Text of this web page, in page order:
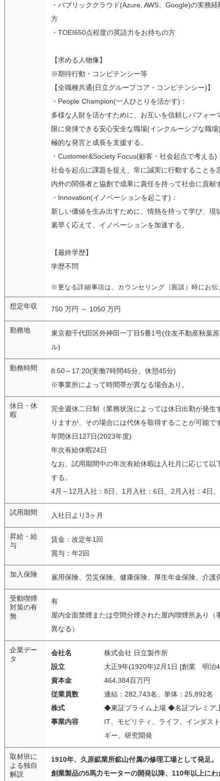
・パブリッククラウド(Azure, AWS、Google)の実務
方
・TOEI650点程度の英語力をお持ちの方
【求める人物像】
※期待行動・コンピテンシー等
【全職種共通(日立グループコア・コンピテンシー)】
・People Champion(一人ひとりを活かす)：
多様な人財を活かすために、お互いを信頼しパフォー
限に発揮できる安心安全な職場(インクルーシブな職
極的な発言と成長を支援する。
・Customer&Society Focus(顧客・社会起点で考える)
社会を起点に課題を捉え、常に誠実に行動することを
内外の関係者と協創で成果に責任を持って社会に貢献
・Innovation(イノベーションを起こす)：
新しい価値を生み出すために、情熱を持って学び、現
素早く応えて、イノベーションを加速する。
【最終学歴】
学歴不問
※更なる詳細事項は、カウンセリング（面談）時にお伝
想定年収 750 万円 ～ 1050 万円
勤務地
東京都千代田区外神田一丁目5番1号(住友不動産秋葉
ル)
勤務時間
8:50～17:20(実働7時間45分、休憩45分)
※事業所によって時間帯が異なる場合あり。
休日・休
暇
完全週休二日制（業務状況によっては休日出勤が発生
りますが、その場合には代休を取得することが可能で
年間休日127日(2023年度)
年次有給休暇24日
なお、試用期間中の年次有給休暇は入社月に応じて以
する。
4月～12月入社：8日、1月入社：6日、2月入社：4日
試用期間 入社日より3ヶ月
昇給・給
与
賃金：改定年1回
賞与：年2回
加入保険 雇用保険、労災保険、健康保険、厚生年金保険、介護
受動喫煙
対策の有
無
有
屋内全面禁煙または空間分煙された屋内喫煙所あり（
異なる）
企業デー
タ
会社名
株式会社 日立製作所
設立
大正9年(1920年)2月1日 [創業 明治
資本金
464,384百万円
従業員数
連結：282,743名、単体：25,892名
株式
◆東証プライム上場 ◆名証プレミア
事業内容
IT、モビリティ、ライフ、インダス
ギー、研究開発
取材班に
よる独自
解説
1910年、久原鉱業所鉱山付属の修理工場として発足。
創業製品の5馬力モーターの開発以降、110年以上に